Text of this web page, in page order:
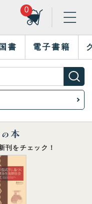
0
書 電子書籍
刊をチェック！